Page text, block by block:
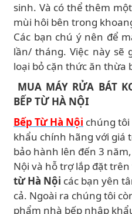
sinh. Và có thể thêm
mùi hôi bên trong
Các bạn chú ý nên để
lần/ tháng. Việc này sẽ
loại bỏ cặn thức ăn thừa
MUA MÁY RỬA BÁT
BẾP TỪ HÀ NỘI
Bếp Từ Hà Nội chúng
khẩu chính hãng với giá
bảo hành lên đến 3
Nội và hỗ trợ lắp đặt
từ Hà Nội các bạn yên
cả. Ngoài ra chúng tôi
phẩm nhà bếp nhập